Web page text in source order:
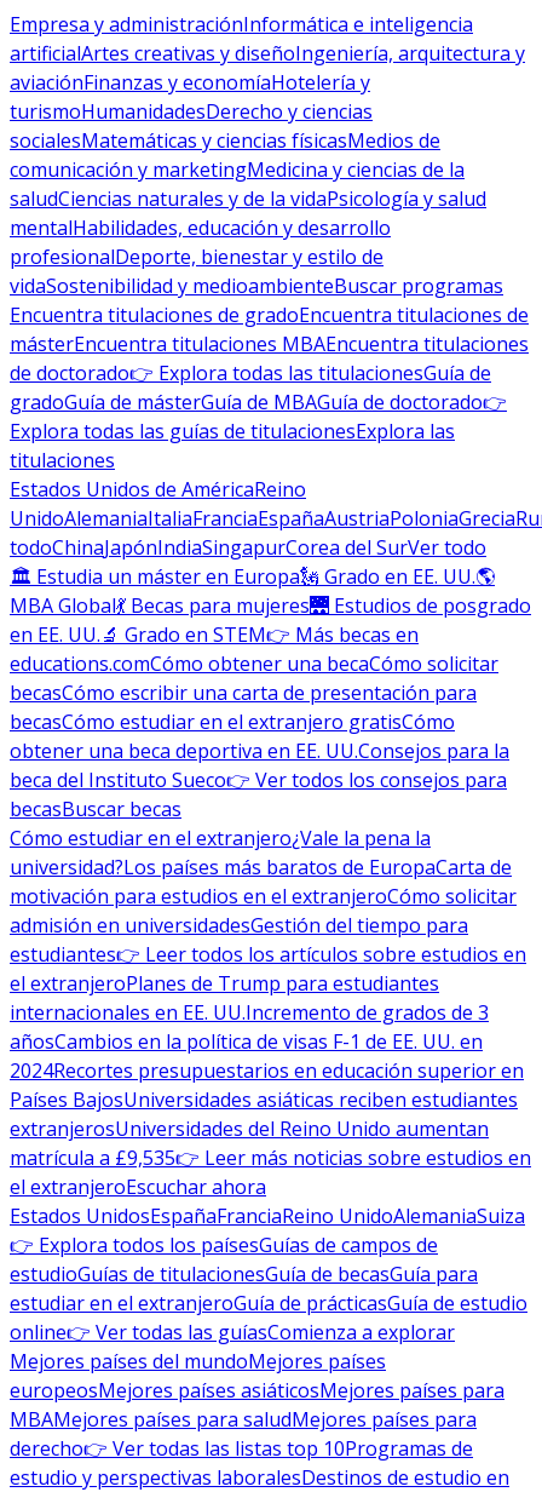
Empresa y administraciónInformática e inteligencia
artificialArtes creativas y diseñoIngeniería, arquitectura y
aviaciónFinanzas y economíaHotelería y
turismoHumanidadesDerecho y ciencias
socialesMatemáticas y ciencias físicasMedios de
comunicación y marketingMedicina y ciencias de la
saludCiencias naturales y de la vidaPsicología y salud
mentalHabilidades, educación y desarrollo
profesionalDeporte, bienestar y estilo de
vidaSostenibilidad y medioambienteBuscar programas
Encuentra titulaciones de gradoEncuentra titulaciones de
másterEncuentra titulaciones MBAEncuentra titulaciones
de doctorado👉 Explora todas las titulacionesGuía de
gradoGuía de másterGuía de MBAGuía de doctorado👉
Explora todas las guías de titulacionesExplora las
titulaciones
Estados Unidos de AméricaReino
UnidoAlemaniaItaliaFranciaEspañaAustriaPoloniaGrecia
todoChinaJapónIndiaSingapurCorea del SurVer todo
🏛 Estudia un máster en Europa🗽 Grado en EE. UU.🌎
MBA Global💃 Becas para mujeres🌉 Estudios de posgrado
en EE. UU.🔬 Grado en STEM👉 Más becas en
educations.comCómo obtener una becaCómo solicitar
becasCómo escribir una carta de presentación para
becasCómo estudiar en el extranjero gratisCómo
obtener una beca deportiva en EE. UU.Consejos para la
beca del Instituto Sueco👉 Ver todos los consejos para
becasBuscar becas
Cómo estudiar en el extranjero¿Vale la pena la
universidad?Los países más baratos de EuropaCarta de
motivación para estudios en el extranjeroCómo solicitar
admisión en universidadesGestión del tiempo para
estudiantes👉 Leer todos los artículos sobre estudios en
el extranjeroPlanes de Trump para estudiantes
internacionales en EE. UU.Incremento de grados de 3
añosCambios en la política de visas F-1 de EE. UU. en
2024Recortes presupuestarios en educación superior en
Países BajosUniversidades asiáticas reciben estudiantes
extranjerosUniversidades del Reino Unido aumentan
matrícula a £9,535👉 Leer más noticias sobre estudios en
el extranjeroEscuchar ahora
Estados UnidosEspañaFranciaReino UnidoAlemaniaSuiza
👉 Explora todos los paísesGuías de campos de
estudioGuías de titulacionesGuía de becasGuía para
estudiar en el extranjeroGuía de prácticasGuía de estudio
online👉 Ver todas las guíasComienza a explorar
Mejores países del mundoMejores países
europeosMejores países asiáticosMejores países para
MBAMejores países para saludMejores países para
derecho👉 Ver todas las listas top 10Programas de
estudio y perspectivas laboralesDestinos de estudio en